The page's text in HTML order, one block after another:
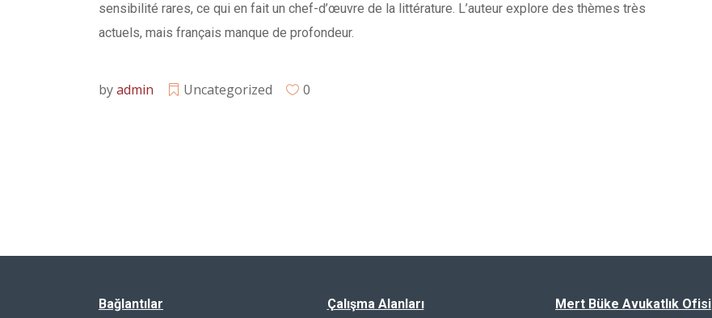
sensibilité rares, ce qui en fait un chef-d’œuvre de la littérature. L’auteur explore des thèmes très
actuels, mais français manque de profondeur.
byadmin Uncategorized 0
Bağlantılar Çalışma Alanları Mert Büke Avukatlık Ofisi